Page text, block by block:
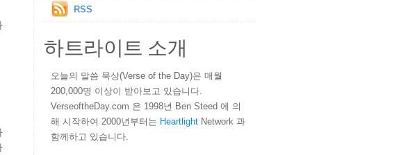
RSS
하트라이트 소개
오늘의 말씀 묵상(Verse of the Day)은 매월
200,000명 이상이 받아보고 있습니다.
VerseoftheDay.com 은 1998년 Ben Steed 에 의
해 시작하여 2000년부터는 Heartlight Network 과
함께하고 있습니다.